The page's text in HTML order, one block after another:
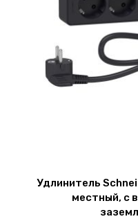
Удлинитель
местный, с